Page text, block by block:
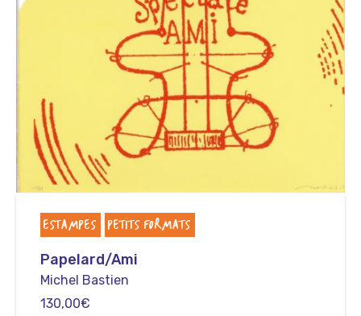
ESTAMPES PETITS FORMATS
Papelard/Ami
Michel Bastien
130,00€